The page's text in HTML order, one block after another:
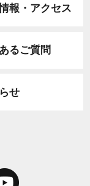
報・アクセス
るご質問
せ